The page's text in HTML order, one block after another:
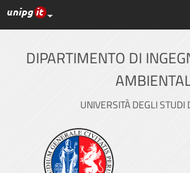
Vai
al
contenuto
principale
Link ai principali servizi web di
DIPARTIMENTO DI
UNIVERSITÀ DEGLI STUDI